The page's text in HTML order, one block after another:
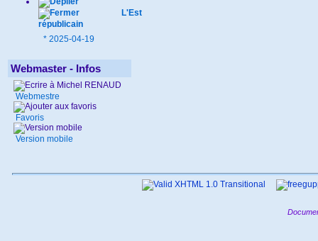
L'Est
républicain
* 2025-04-19
Webmaster - Infos
Webmestre
Favoris
Version mobile